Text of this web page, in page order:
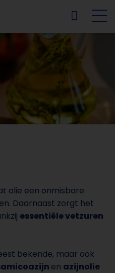
EN DE
olie een onmisbare
Daarnaast zorgt het
essentiële vetzuren
bekende, maar ook
en azijnolie